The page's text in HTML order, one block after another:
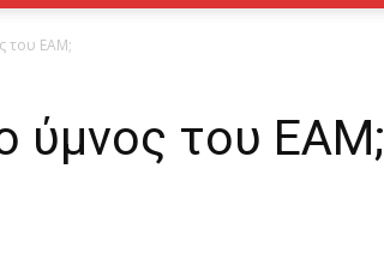
του ΕΑΜ;
ύμνος του ΕΑΜ;